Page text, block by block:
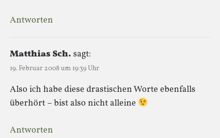
Antworten
Matthias Sch. sagt:
19. Februar 2008 um 19:39 Uhr
Also ich habe diese drastischen Worte ebenfalls
überhört – bist also nicht alleine
Antworten